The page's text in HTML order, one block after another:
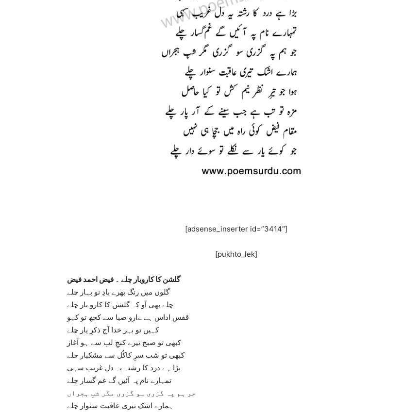
[adsense_inserter id=”3414″]
[pukhto_lek]
گلشن کا کاروبار چلے ۔ فیض احمد فیض
گلوں میں رنگ بھرے بادِ نو بہار چلے
چلے بھی آو کہ گلشن کا کارو بار چلے
قفس اداس ہے ےارو صبا سے کچھ تو کہو
کہیں تو بہر خدا آج ذکرِ یار چلے
کبھی تو صبح تیرے کنجِ لب سے ہو آغاز
کبھی تو شب سرِ کاکُل سے مشکبار چلے
بڑا ہے درد کا رشتہ یہ دل غریب سہی
تمہارے نام پہ آئیں گے غم گسار چلے
جو ہم پہ گزری سو گزری مگر شبِ ہجراں
ہمارے اشک تیری عاقبت سنوار چلے